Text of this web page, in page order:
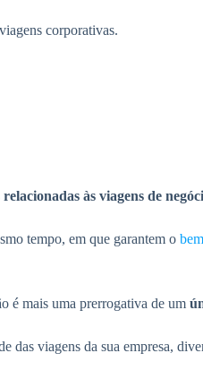
corporativas.
às viagens de
tempo, em que garantem o
é mais uma prerrogativa de um
viagens da sua empresa,